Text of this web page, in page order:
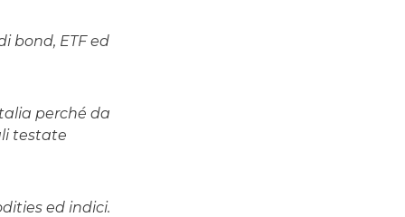
bond, ETF ed
perché da
testate
ed indici.